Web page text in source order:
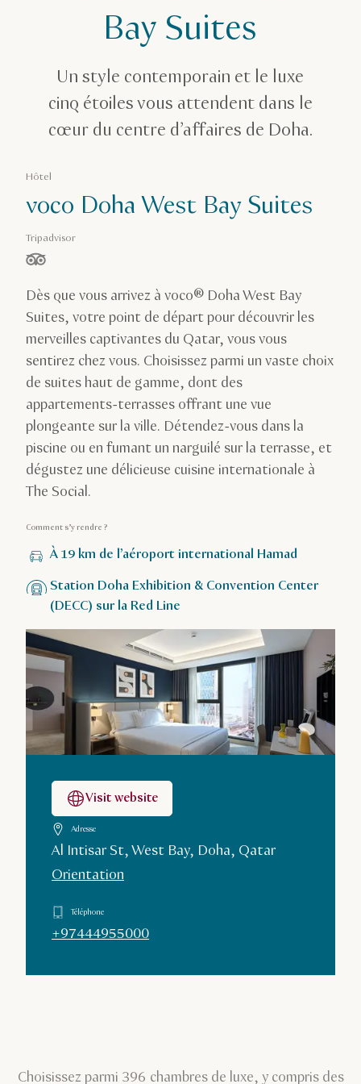
voco Doha West Bay SuitesBay Suites
Un style contemporain et le luxe
cinq étoiles vous attendent dans le
cœur du centre d’affaires de Doha.
Hôtel
voco Doha West Bay Suites
Tripadvisor
étoiles sur 5, basé sur
Dès que vous arrivez à voco® Doha West Bay
Suites, votre point de départ pour découvrir les
merveilles captivantes du Qatar, vous vous
sentirez chez vous. Choisissez parmi un vaste choix
de suites haut de gamme, dont des
appartements-terrasses offrant une vue
plongeante sur la ville. Détendez-vous dans la
piscine ou en fumant un narguilé sur la terrasse, et
dégustez une délicieuse cuisine internationale à
The Social.
Comment s’y rendre ?
À 19 km de l’aéroport international Hamad
Station Doha Exhibition & Convention Center
(DECC) sur la Red Line
Visit website
Adresse
Al Intisar St, West Bay, Doha, Qatar
Orientation
Téléphone
+97444955000
Choisissez parmi 396 chambres de luxe, y compris des